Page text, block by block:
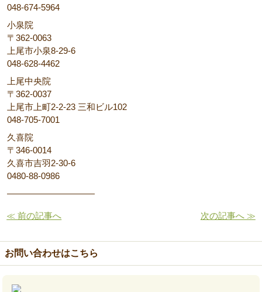
048-674-5964
小泉院
〒362-0063
上尾市小泉8-29-6
048-628-4462
上尾中央院
〒362-0037
上尾市上町2-2-23 三和ビル102
048-705-7001
久喜院
〒346-0014
久喜市吉羽2-30-6
0480-88-0986
――――――――――
≪ 前の記事へ 次の記事へ ≫
お問い合わせはこちら